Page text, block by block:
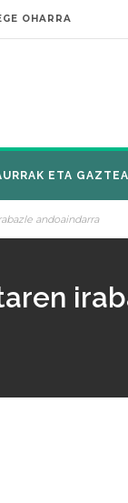
OHARRA
ETA
andoaindarra